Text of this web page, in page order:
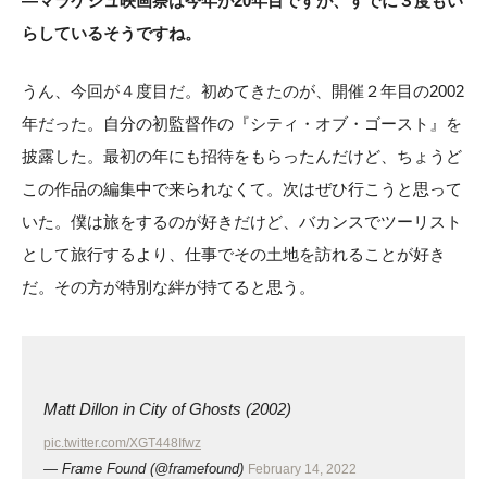
らしているそうですね。
うん、今回が４度目だ。初めてきたのが、開催２年目の2002
年だった。自分の初監督作の『シティ・オブ・ゴースト』を
披露した。最初の年にも招待をもらったんだけど、ちょうど
この作品の編集中で来られなくて。次はぜひ行こうと思って
いた。僕は旅をするのが好きだけど、バカンスでツーリスト
として旅行するより、仕事でその土地を訪れることが好き
だ。その方が特別な絆が持てると思う。
Matt Dillon in City of Ghosts (2002)
pic.twitter.com/XGT448Ifwz
— Frame Found (@framefound) February 14, 2022